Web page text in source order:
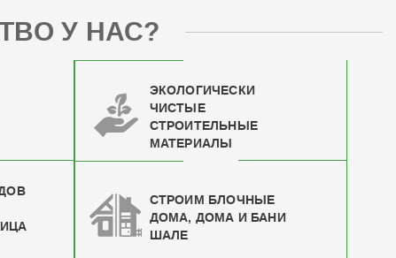
У НАС?
ЭКОЛОГИЧЕСКИ
ЧИСТЫЕ
СТРОИТЕЛЬНЫЕ
МАТЕРИАЛЫ
СТРОИМ БЛОЧНЫЕ
ДОМА, ДОМА И БАНИ
ШАЛЕ